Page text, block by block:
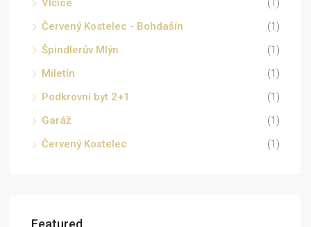
Vlčice
(1)
Červený Kostelec - Bohdašín
(1)
Špindlerův Mlýn
(1)
Miletín
(1)
Podkrovní byt 2+1
(1)
Garáž
(1)
Červený Kostelec
(1)
Featured